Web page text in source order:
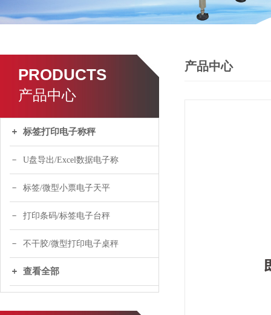
PRODUCTS
产品中心
标签打印电子称秤
U盘导出/Excel数据电子称
标签/微型小票电子天平
打印条码/标签电子台秤
不干胶/微型打印电子桌秤
查看全部
产品中心